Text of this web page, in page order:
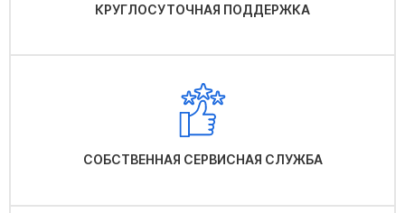
КРУГЛОСУТОЧНАЯ ПОДДЕРЖКА
СОБСТВЕННАЯ СЕРВИСНАЯ СЛУЖБА